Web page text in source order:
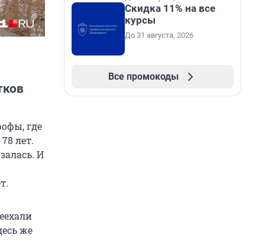
где
лет.
И
же
Скидка 11% на все
курсы
До 31 августа, 2026
Все промокоды